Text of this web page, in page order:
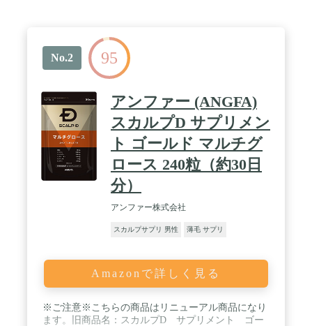
No.2 95
アンファー (ANGFA)
スカルプD サプリメン
ト ゴールド マルチグ
ロース 240粒（約30日
分）
アンファー株式会社
スカルプサプリ 男性 薄毛 サプリ
Amazonで詳しく見る
※ご注意※こちらの商品はリニューアル商品になり
ます。旧商品名：スカルプD サプリメント ゴー